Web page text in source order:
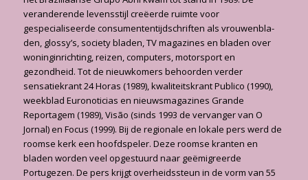
veranderende levensstijl creëerde ruimte voor
gespecialiseerde consumententijdschriften als vrouwenbla­
den, glossy’s, society bladen, TV magazines en bladen over
woninginrichting, reizen, com­puters, motorsport en
gezondheid. Tot de nieuwkomers behoorden verder
sensatiekrant 24 Horas (1989), kwaliteitskrant Publico (1990),
weekblad Euronoticias en nieuwsmagazines Grande
Reportagem (1989), Visão (sinds 1993 de vervanger van O
Jornal) en Focus (1999). Bij de regionale en lokale pers werd de
roomse kerk een hoofdspeler. Deze roomse kranten en
bladen worden veel opgestuurd naar geëmigreerde
Portugezen. De pers krijgt overheids­steun in de vorm van 55